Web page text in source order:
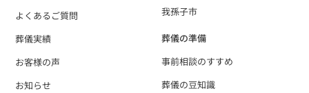
我孫子市
よくあるご質問
葬儀実績
お客様の声
お知らせ
葬儀の準備
事前相談のすすめ
葬儀の豆知識